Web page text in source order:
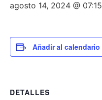
agosto 14, 2024 @ 07:15
Añadir al calendario
DETALLES